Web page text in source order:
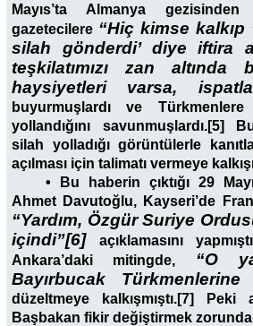
Mayıs’ta Almanya
gazetecilere “Hiç kimse kalkıp
silah gönderdi’ diye iftira
teşkilatımızı zan altında
haysiyetleri varsa,
buyurmuşlardı ve
yollandığını savunmuşlardı.[5]
silah yolladığı görüntülerle
açılması için talimatı vermeye
• Bu haberin çıktığı 29
Ahmet Davutoğlu, Kayseri’de
“Yardım, Özgür Suriye
içindi”[6]
açıklamasını
Ankara’daki mitingde, “O
Bayırbucak
düzeltmeye kalkışmıştı.[7]
Başbakan fikir değiştirmek zorunda